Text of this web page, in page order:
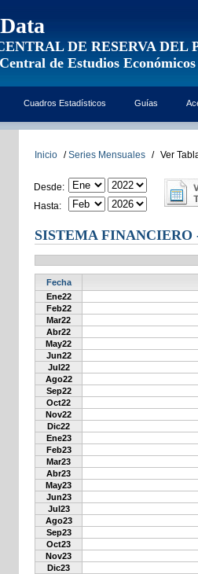
DE RESERVA DEL
de Estudios Económicos
Cuadros Estadísticos Guías
Inicio / Series Mensuales / Ver
Desde:
Hasta:
SISTEMA FINANCIERO
Fecha
Ene22
Feb22
Mar22
Abr22
May22
Jun22
Jul22
Ago22
Sep22
Oct22
Nov22
Dic22
Ene23
Feb23
Mar23
Abr23
May23
Jun23
Jul23
Ago23
Sep23
Oct23
Nov23
Dic23